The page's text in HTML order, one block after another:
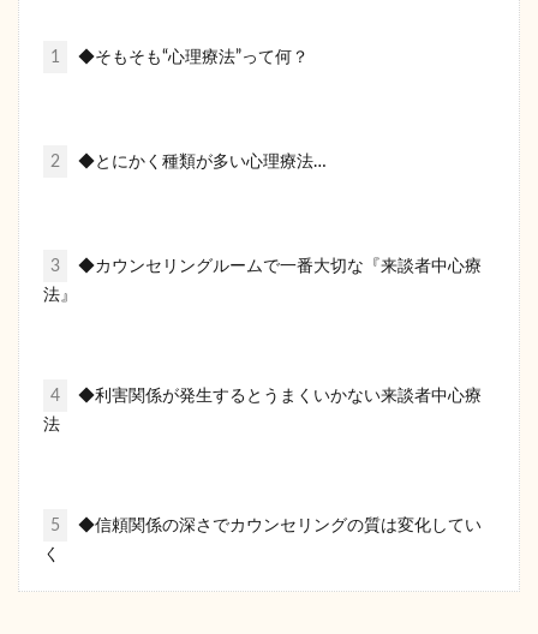
1 ◆そもそも“心理療法”って何？
2 ◆とにかく種類が多い心理療法…
3
◆カウンセリングルームで一番大切な『来談者中心療
法』
4
◆利害関係が発生するとうまくいかない来談者中心療
法
5
◆信頼関係の深さでカウンセリングの質は変化してい
く